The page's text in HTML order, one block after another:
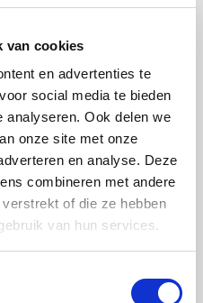
van cookies
en advertenties te
social media te bieden
analyseren. Ook delen we
onze site met onze
en analyse. Deze
combineren met andere
of die ze hebben
van hun services.
Schiesser Interhome